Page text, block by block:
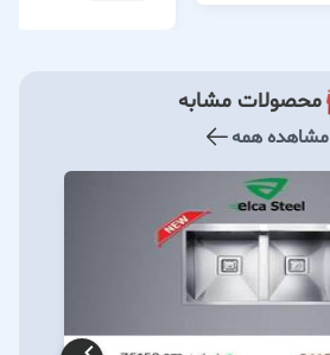
محصولات مشابه
مشاهده همه